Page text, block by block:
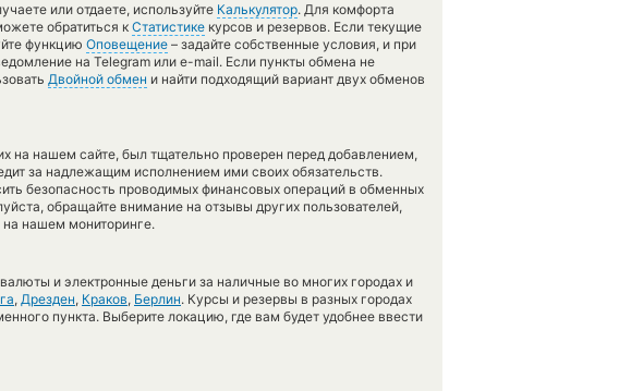
или отдаете, используйте Калькулятор. Для комфорта
обратиться к Статистике курсов и резервов. Если текущие
функцию Оповещение – задайте собственные условия, и при
на Telegram или e-mail. Если пункты обмена не
Двойной обмен и найти подходящий вариант двух обменов
на нашем сайте, был тщательно проверен перед добавлением,
за надлежащим исполнением ими своих обязательств.
безопасность проводимых финансовых операций в обменных
обращайте внимание на отзывы других пользователей,
на нашем мониторинге.
и электронные деньги за наличные во многих городах и
, Дрезден, Краков, Берлин. Курсы и резервы в разных городах
пункта. Выберите локацию, где вам будет удобнее ввести